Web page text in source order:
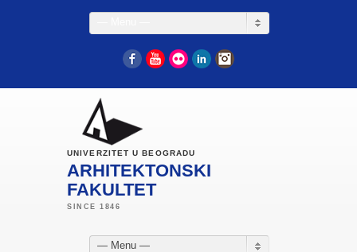
FacebookYouTube
Flickr LinkedIn
UNIVERZITET U BEOGRADU
ARHITEKTONSKI
FAKULTET
— Menu —